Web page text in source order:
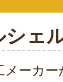
シェ
メーカ